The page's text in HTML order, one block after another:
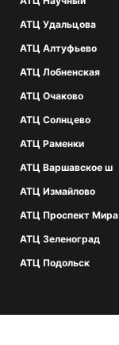
АТЦ Удальцова
АТЦ Алтуфьево
АТЦ Лобненская
АТЦ Очаково
АТЦ Солнцево
АТЦ Раменки
АТЦ Варшавское ш
АТЦ Измайлово
АТЦ Проспект Мира
АТЦ Зеленоград
АТЦ Подольск